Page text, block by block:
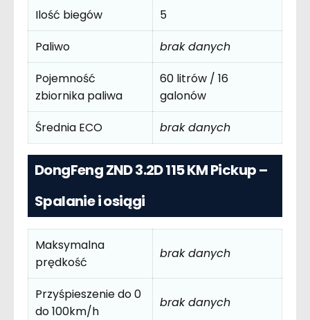
Ilość biegów
5
Paliwo
brak danych
Pojemność
zbiornika paliwa
60 litrów / 16
galonów
Średnia ECO
brak danych
DongFeng ZND 3.2D 115 KM Pickup –
Spalanie i osiągi
Maksymalna
prędkość
brak danych
Przyśpieszenie do 0
do 100km/h
brak danych